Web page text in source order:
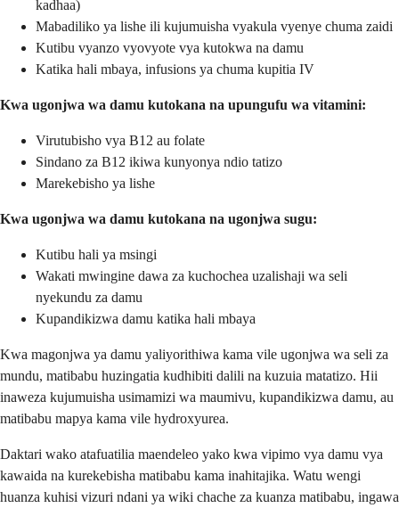
kadhaa)
Mabadiliko ya lishe ili kujumuisha vyakula vyenye chuma zaidi
Kutibu vyanzo vyovyote vya kutokwa na damu
Katika hali mbaya, infusions ya chuma kupitia IV
Kwa ugonjwa wa damu kutokana na upungufu wa vitamini:
Virutubisho vya B12 au folate
Sindano za B12 ikiwa kunyonya ndio tatizo
Marekebisho ya lishe
Kwa ugonjwa wa damu kutokana na ugonjwa sugu:
Kutibu hali ya msingi
Wakati mwingine dawa za kuchochea uzalishaji wa seli
nyekundu za damu
Kupandikizwa damu katika hali mbaya
Kwa magonjwa ya damu yaliyorithiwa kama vile ugonjwa wa seli za
mundu, matibabu huzingatia kudhibiti dalili na kuzuia matatizo. Hii
inaweza kujumuisha usimamizi wa maumivu, kupandikizwa damu, au
matibabu mapya kama vile hydroxyurea.
Daktari wako atafuatilia maendeleo yako kwa vipimo vya damu vya
kawaida na kurekebisha matibabu kama inahitajika. Watu wengi
huanza kuhisi vizuri ndani ya wiki chache za kuanza matibabu, ingawa